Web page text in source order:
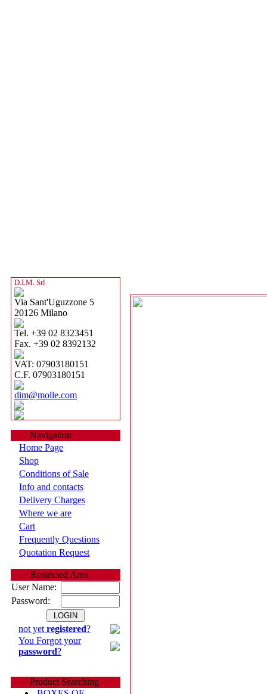
D.I.M. Srl
Via Sant'Uguzzone 5
20126 Milano
Tel. +39 02 8323451
Fax. +39 02 8392132
VAT: 07903180151
C.F. 07903180151
dim@molle.com
Navigation
Home Page
Shop
Conditions of Sale
Info and contacts
Delivery Charges
Where we are
Cart
Frequently Questions
Quotation Request
Restricted Area
User Name:
Password:
not yet registered?
You Forgot your
password?
Product Searching